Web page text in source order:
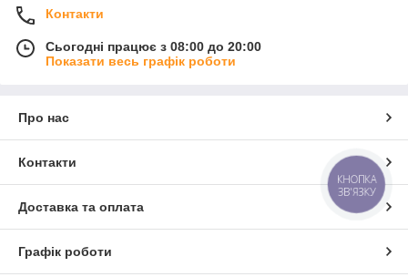
Контакти
Сьогодні працює з 08:00 до 20:00
Показати весь графік роботи
Про нас
Контакти
Доставка та оплата
Графік роботи
КНОПКА
ЗВ'ЯЗКУ